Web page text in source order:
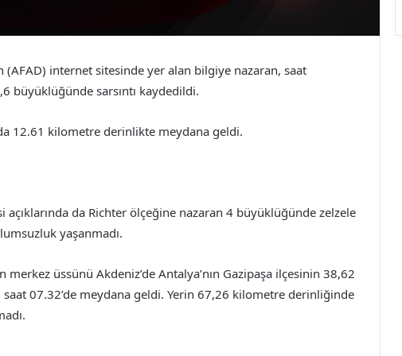
(AFAD) internet sitesinde yer alan bilgiye nazaran, saat
büyüklüğünde sarsıntı kaydedildi.
12.61 kilometre derinlikte meydana geldi.
açıklarında da Richter ölçeğine nazaran 4 büyüklüğünde zelzele
yaşanmadı.
merkez üssünü Akdeniz’de Antalya’nın Gazipaşa ilçesinin 38,62
saat 07.32’de meydana geldi. Yerin 67,26 kilometre derinliğinde